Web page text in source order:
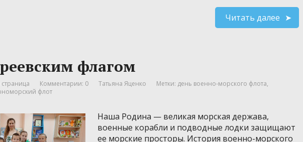
Читать далее
флагом
страница Комментарии: 0 Татьяна Яценко Метки: день военно-морского флота,
флот
Наша Родина — великая морская держава,
военные корабли и подводные лодки защищают
ее морские просторы. История военно-морского